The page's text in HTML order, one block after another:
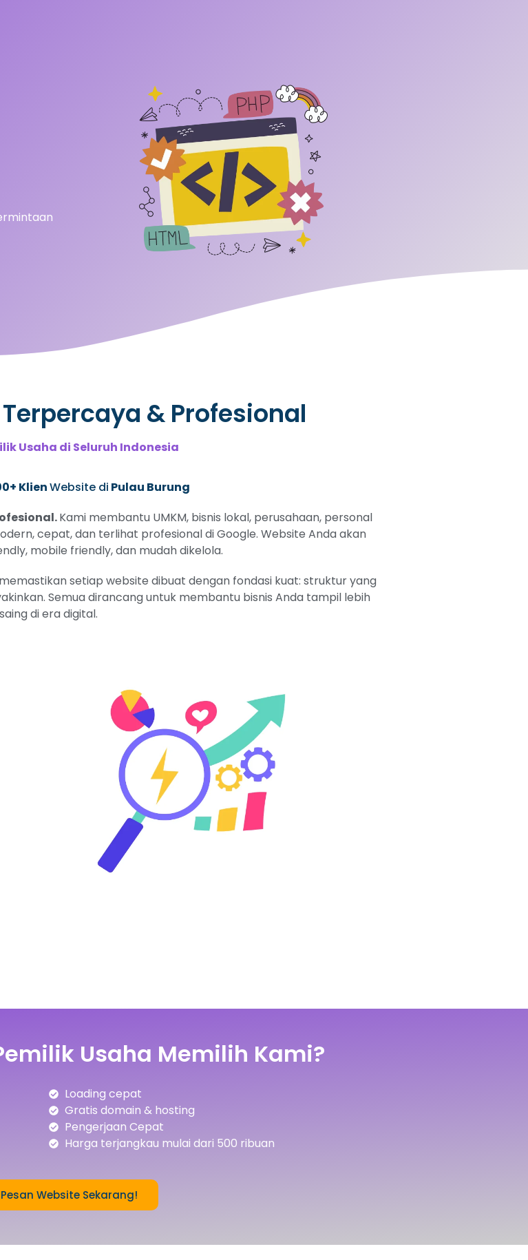
& Profesional
Usaha di Seluruh Indonesia
KlienWebsite di Pulau Burung
Kami membantu UMKM, bisnis lokal, perusahaan, personal
cepat, dan terlihat profesional di Google. Website Anda akan
mobile friendly, dan mudah dikelola.
setiap website dibuat dengan fondasi kuat: struktur yang
Semua dirancang untuk membantu bisnis Anda tampil lebih
di era digital.
Usaha Memilih Kami?
Loading cepat
Gratis domain & hosting
Pengerjaan Cepat
Harga terjangkau mulai dari 500 ribuan
Pesan Website Sekarang!